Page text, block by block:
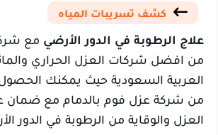
كشف تسريبات المياه
علاج الرطوبة في الدور الأرضي مع
من افضل شركات العزل الحراري
العربية السعودية حيث يمكنك
من شركة عزل فوم بالدمام مع ضمان
العزل والوقاية من الرطوبة في الدور